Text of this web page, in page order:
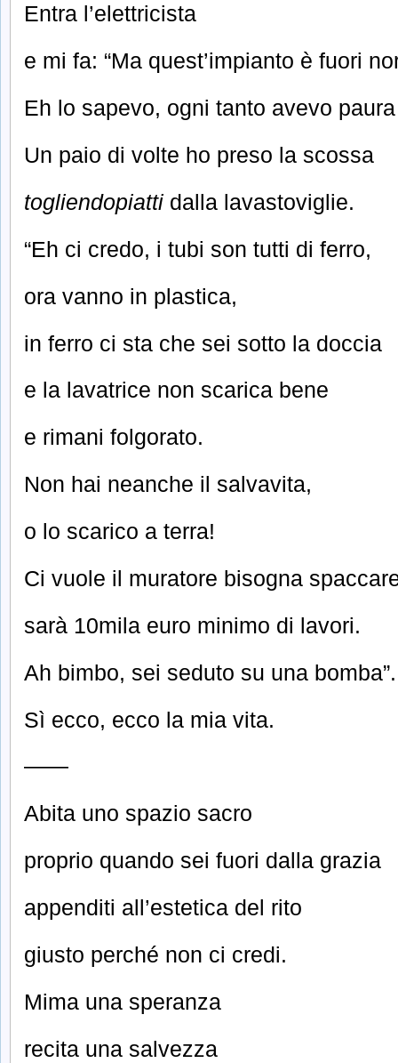
Entra l’elettricista
e mi fa: “Ma quest’impianto è fuori
Eh lo sapevo, ogni tanto avevo
Un paio di volte ho preso la scossa
togliendopiatti dalla lavastoviglie.
“Eh ci credo, i tubi son tutti di ferro,
ora vanno in plastica,
in ferro ci sta che sei sotto la doccia
e la lavatrice non scarica bene
e rimani folgorato.
Non hai neanche il salvavita,
o lo scarico a terra!
Ci vuole il muratore bisogna
sarà 10mila euro minimo di lavori.
Ah bimbo, sei seduto su una bomba”.
Sì ecco, ecco la mia vita.
——
Abita uno spazio sacro
proprio quando sei fuori dalla grazia
appenditi all’estetica del rito
giusto perché non ci credi.
Mima una speranza
recita una salvezza